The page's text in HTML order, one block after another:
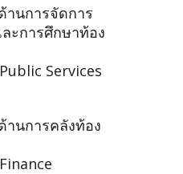
านการจัดการ
ะการศึกษาท้อง
Services
านการคลังท้อง